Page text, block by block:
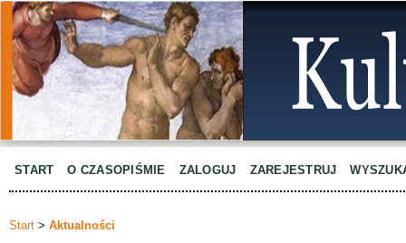
START O CZASOPIŚMIE ZALOGUJ ZAREJESTRUJ
Start > Aktualności